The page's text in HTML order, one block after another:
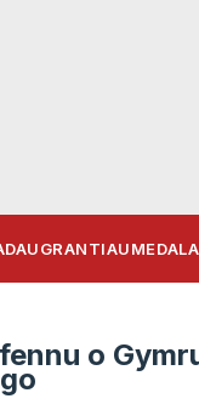
GRANTIAU
o